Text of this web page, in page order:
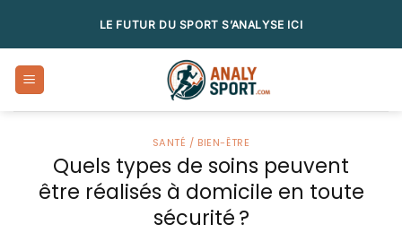
LE FUTUR DU SPORT S’ANALYSE ICI
SANTÉ / BIEN-ÊTRE
Quels types de soins peuvent
être réalisés à domicile en toute
sécurité ?